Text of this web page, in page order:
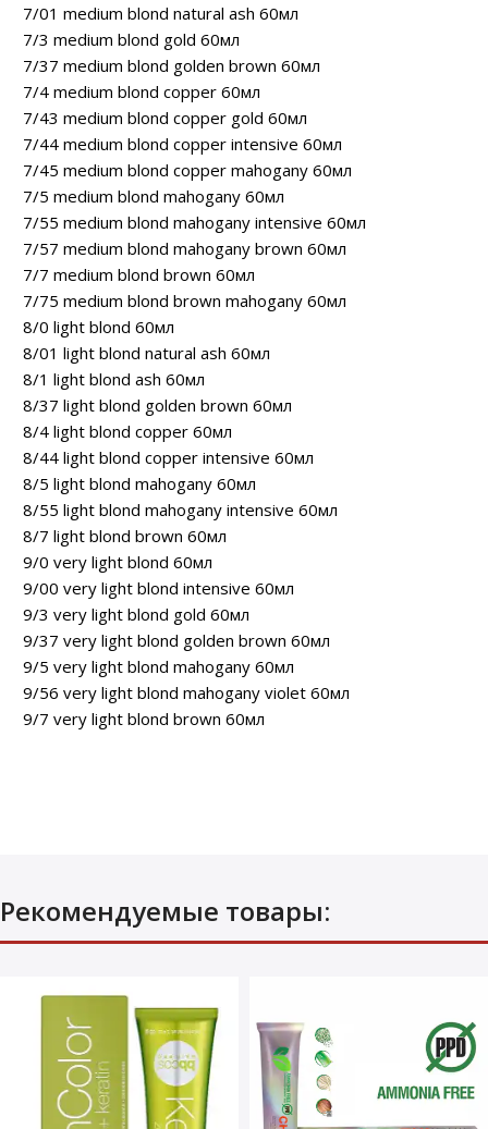
7/01 medium blond natural ash 60мл
7/3 medium blond gold 60мл
7/37 medium blond golden brown 60мл
7/4 medium blond copper 60мл
7/43 medium blond copper gold 60мл
7/44 medium blond copper intensive 60мл
7/45 medium blond copper mahogany 60мл
7/5 medium blond mahogany 60мл
7/55 medium blond mahogany intensive 60мл
7/57 medium blond mahogany brown 60мл
7/7 medium blond brown 60мл
7/75 medium blond brown mahogany 60мл
8/0 light blond 60мл
8/01 light blond natural ash 60мл
8/1 light blond ash 60мл
8/37 light blond golden brown 60мл
8/4 light blond copper 60мл
8/44 light blond copper intensive 60мл
8/5 light blond mahogany 60мл
8/55 light blond mahogany intensive 60мл
8/7 light blond brown 60мл
9/0 very light blond 60мл
9/00 very light blond intensive 60мл
9/3 very light blond gold 60мл
9/37 very light blond golden brown 60мл
9/5 very light blond mahogany 60мл
9/56 very light blond mahogany violet 60мл
9/7 very light blond brown 60мл
Рекомендуемые товары: